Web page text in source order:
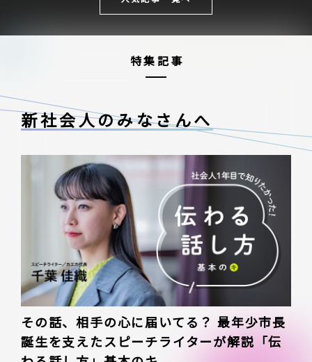
特集記事
新社会人のみなさんへ
その話、相手の心に届いてる？ 最年少市長
誕生を支えたスピーチライターが解説「伝